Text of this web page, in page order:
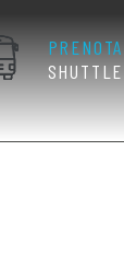
PRENOTA
SHUTTLE